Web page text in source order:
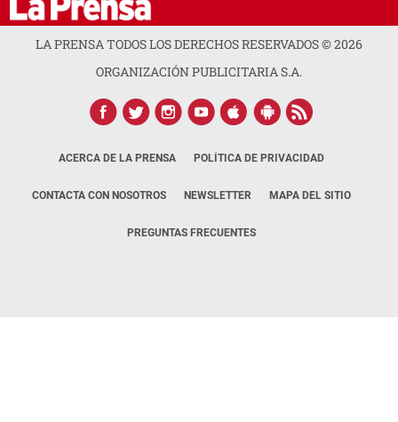
LA PRENSA TODOS LOS DERECHOS RESERVADOS ©2026
ORGANIZACIÓN PUBLICITARIA S.A.
ACERCA DE LA PRENSA POLÍTICA DE PRIVACIDAD
CONTACTA CON NOSOTROS NEWSLETTER MAPA DEL SITIO
PREGUNTAS FRECUENTES